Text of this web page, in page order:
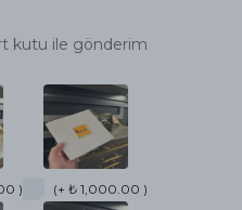
kutu ile gönderim
) (+ ₺ 1,000.00 )